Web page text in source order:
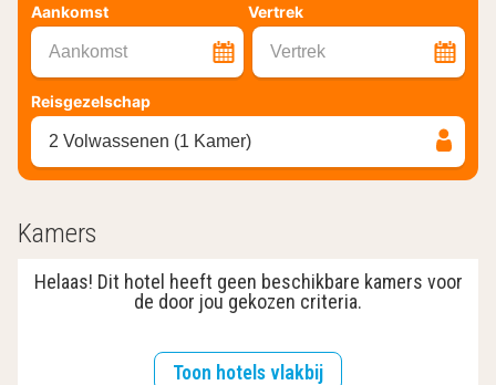
Aankomst Vertrek
Aankomst Vertrek
Reisgezelschap
2 Volwassenen (1 Kamer)
Kamers
Helaas! Dit hotel heeft geen beschikbare kamers voor
de door jou gekozen criteria.
Toon hotels vlakbij